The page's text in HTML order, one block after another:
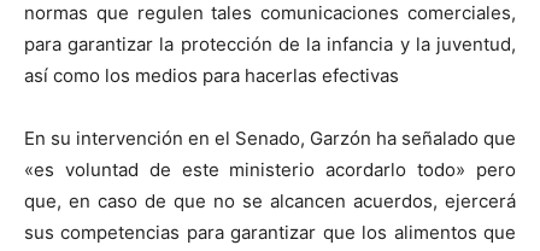
normas que regulen tales comunicaciones comerciales,
para garantizar la protección de la infancia y la juventud,
así como los medios para hacerlas efectivas
En su intervención en el Senado, Garzón ha señalado que
«es voluntad de este ministerio acordarlo todo» pero
que, en caso de que no se alcancen acuerdos, ejercerá
sus competencias para garantizar que los alimentos que